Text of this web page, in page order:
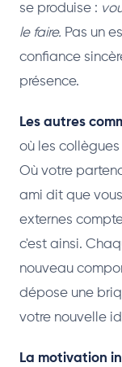
se produise :
le faire. Pas un
confiance
présence.
Les autres
où les
Où votre
ami dit que
externes
c'est ainsi.
nouveau
dépose une
votre nouvelle
La motivation